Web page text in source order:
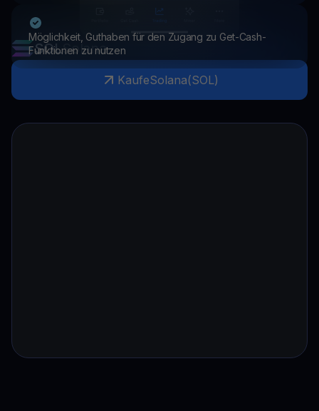
Möglichkeit, Guthaben für den Zugang zu Get-Cash-
Funktionen zu nutzen
SOLSolana
KaufeSolana(SOL)